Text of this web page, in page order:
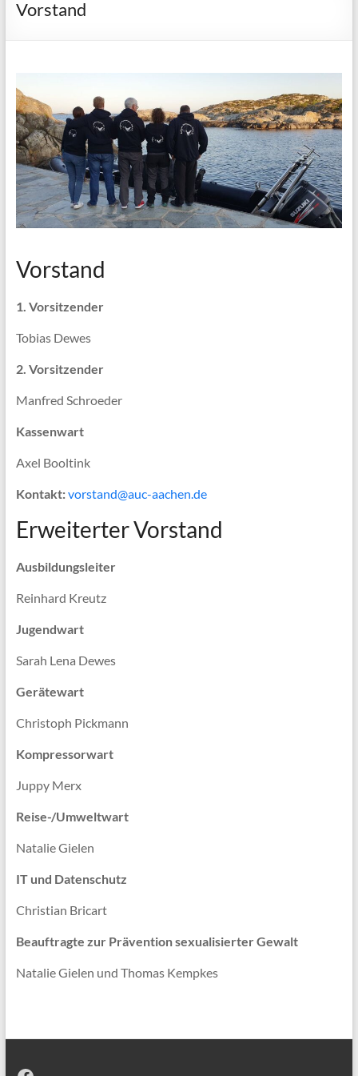
Vorstand
Vorstand
1. Vorsitzender
Tobias Dewes
2. Vorsitzender
Manfred Schroeder
Kassenwart
Axel Booltink
Kontakt:vorstand@auc-aachen.de
Erweiterter Vorstand
Ausbildungsleiter
Reinhard Kreutz
Jugendwart
Sarah Lena Dewes
Gerätewart
Christoph Pickmann
Kompressorwart
Juppy Merx
Reise-/Umweltwart
Natalie Gielen
IT und Datenschutz
Christian Bricart
Beauftragte zur Prävention sexualisierter Gewalt
Natalie Gielen und Thomas Kempkes